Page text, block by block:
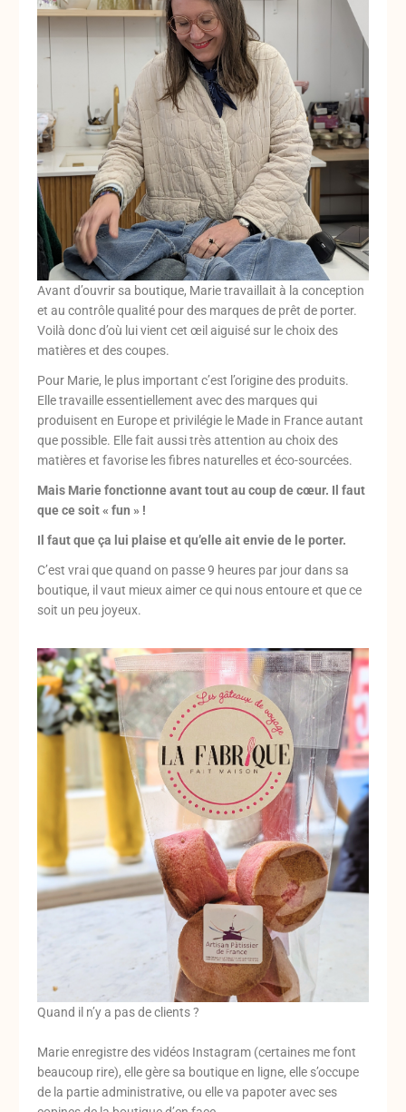
Avant d’ouvrir sa boutique, Marie travaillait à la conception
et au contrôle qualité pour des marques de prêt de porter.
Voilà donc d’où lui vient cet œil aiguisé sur le choix des
matières et des coupes.
Pour Marie, le plus important c’est l’origine des produits.
Elle travaille essentiellement avec des marques qui
produisent en Europe et privilégie le Made in France autant
que possible. Elle fait aussi très attention au choix des
matières et favorise les fibres naturelles et éco-sourcées.
Mais Marie fonctionne avant tout au coup de cœur. Il faut
que ce soit « fun » !
Il faut que ça lui plaise et qu’elle ait envie de le porter.
C’est vrai que quand on passe 9 heures par jour dans sa
boutique, il vaut mieux aimer ce qui nous entoure et que ce
soit un peu joyeux.
Quand il n’y a pas de clients ?
Marie enregistre des vidéos Instagram (certaines me font
beaucoup rire), elle gère sa boutique en ligne, elle s’occupe
de la partie administrative, ou elle va papoter avec ses